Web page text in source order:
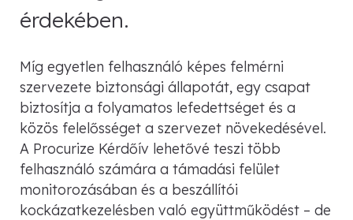
érdekében.
Míg egyetlen felhasználó képes felmérni
szervezete biztonsági állapotát, egy csapat
biztosítja a folyamatos lefedettséget és a
közös felelősséget a szervezet növekedésével.
A Procurize Kérdőív lehetővé teszi több
felhasználó számára a támadási felület
monitorozásában és a beszállítói
kockázatkezelésben való együttműködést – de